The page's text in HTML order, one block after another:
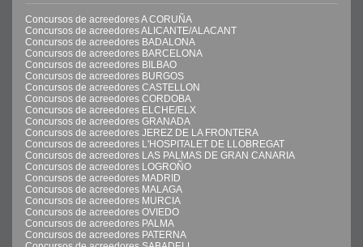
Concursos de acreedores A CORUÑA
Concursos de acreedores ALICANTE/ALACANT
Concursos de acreedores BADALONA
Concursos de acreedores BARCELONA
Concursos de acreedores BILBAO
Concursos de acreedores BURGOS
Concursos de acreedores CASTELLON
Concursos de acreedores CORDOBA
Concursos de acreedores ELCHE/ELX
Concursos de acreedores GRANADA
Concursos de acreedores JEREZ DE LA FRONTERA
Concursos de acreedores L'HOSPITALET DE LLOBREGAT
Concursos de acreedores LAS PALMAS DE GRAN CANARIA
Concursos de acreedores LOGROÑO
Concursos de acreedores MADRID
Concursos de acreedores MALAGA
Concursos de acreedores MURCIA
Concursos de acreedores OVIEDO
Concursos de acreedores PALMA
Concursos de acreedores PATERNA